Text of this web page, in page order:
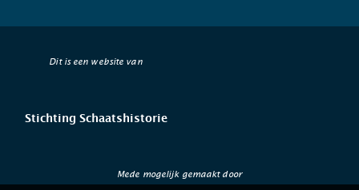
Dit is een website van
Stichting Schaatshistorie
Mede mogelijk gemaakt door